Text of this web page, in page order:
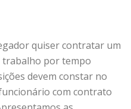
quiser contratar um
por tempo
devem constar no
com contrato